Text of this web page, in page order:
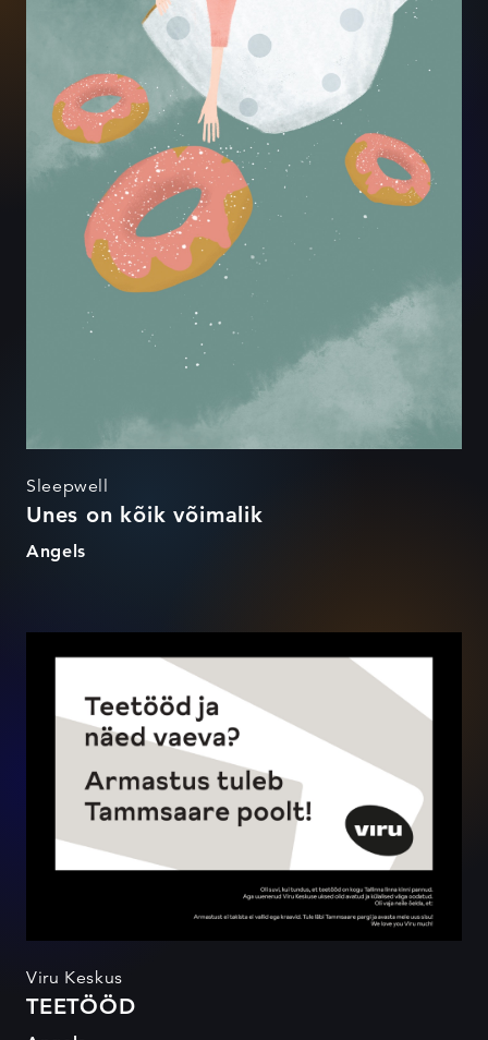
Sleepwell
Unes on kõik võimalik
Angels
TEETÖÖD
Viru Keskus
TEETÖÖD